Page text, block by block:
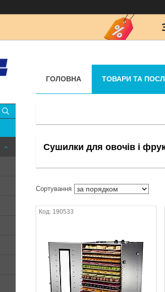
ГОЛОВНА ТОВАРИ ТА
Сушилки для овочів і
190533